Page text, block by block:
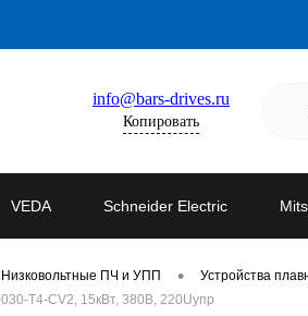
info@bars-drives.ru
Копировать
VEDA Schneider Electric
Низковольтные ПЧ и УПП • Устройства
T4-CV2, 15кВт, 380В, 220Uупр